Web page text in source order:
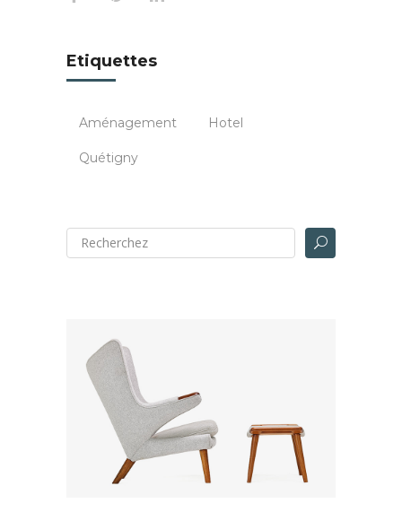
Etiquettes
Aménagement Hotel
Quétigny